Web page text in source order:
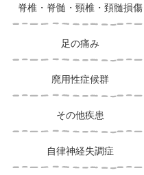
脊椎・脊髄・頸椎・頚髄損傷
足の痛み
廃用性症候群
その他疾患
自律神経失調症